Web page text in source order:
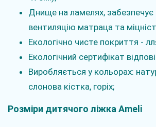
Днище на ламелях,
вентиляцію матраца та
Екологічно чисте покриття -
Екологічний сертифікат
Виробляється у кольорах:
слонова кістка, горіх;
Розміри дитячого ліжка Ameli